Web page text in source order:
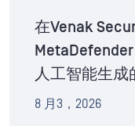
在Venak
人工智能生成
8 月3，2026